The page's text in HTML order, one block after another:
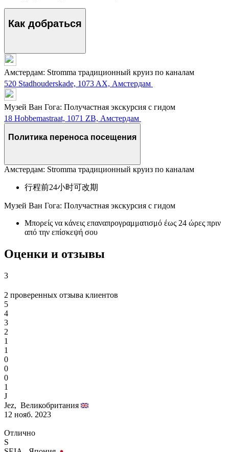
Как добраться
Амстердам: Stromma традиционный круиз по каналам
520 Stadhouderskade, 1073 AX, Амстердам
Музей Ван Гога: Получастная экскурсия с гидом
18 Hobbemastraat, 1071 ZB, Амстердам
Политика переноса посещения
Амстердам: Stromma традиционный круиз по каналам
行程前24小时可改期
Музей Ван Гога: Получастная экскурсия с гидом
Μπορείς να κάνεις επαναπρογραμματισμό έως 24 ώρες πριν
από την επίσκεψή σου
Оценки и отзывы
3
2 проверенных отзыва клиентов
5
4
3
2
1
1
0
0
0
1
J
Jez, Великобритания
12 нояб. 2023
Отлично
S